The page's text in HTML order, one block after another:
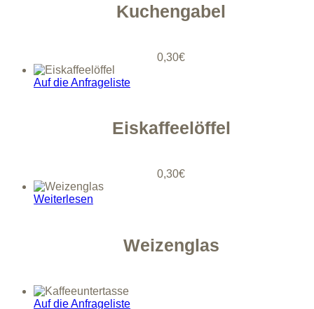
Kuchengabel
0,30€
Auf die Anfrageliste
Eiskaffeelöffel
0,30€
Weiterlesen
Weizenglas
Auf die Anfrageliste